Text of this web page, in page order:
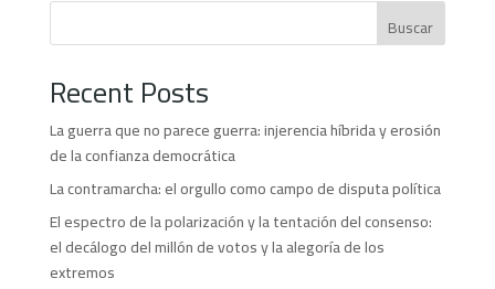
Buscar
Recent Posts
La guerra que no parece guerra: injerencia híbrida y erosión
de la confianza democrática
La contramarcha: el orgullo como campo de disputa política
El espectro de la polarización y la tentación del consenso:
el decálogo del millón de votos y la alegoría de los
extremos